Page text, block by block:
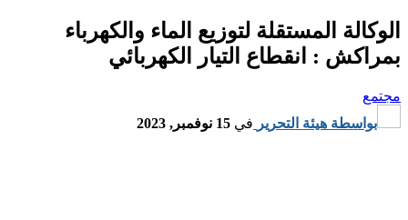
الوكالة المستقلة لتوزيع الماء والكهرباء
بمراكش : انقطاع التيار الكهربائي
مجتمع
بواسطة هيئة التحرير في 15 نوفمبر, 2023